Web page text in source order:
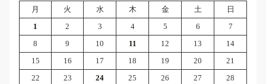
月 火 水 木 金 土
日
1
2 3 4 5 6
7
8
9 10 11 12 13
14
15
16 17 18 19 20
21
22
23 24 25 26 27
28